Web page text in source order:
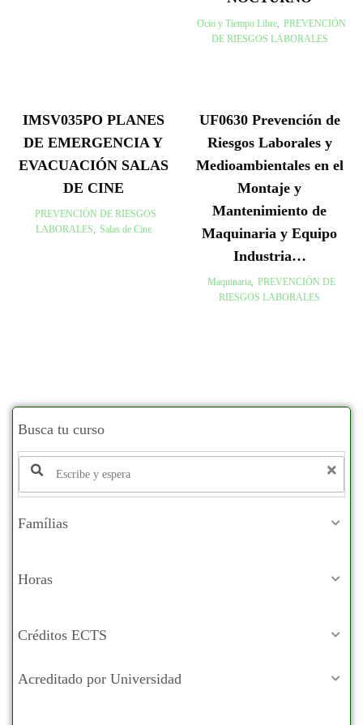
Ocio y Tiempo Libre, PREVENCIÓN
DE RIESGOS LABORALES
IMSV035PO PLANES
DE EMERGENCIA Y
EVACUACIÓN SALAS
DE CINE
PREVENCIÓN DE RIESGOS
LABORALES, Salas de Cine
UF0630 Prevención de
Riesgos Laborales y
Medioambientales en el
Montaje y
Mantenimiento de
Maquinaria y Equipo
Industria…
Maquinaria, PREVENCIÓN DE
RIESGOS LABORALES
Busca tu curso
Famílias
Horas
Créditos ECTS
Acreditado por Universidad